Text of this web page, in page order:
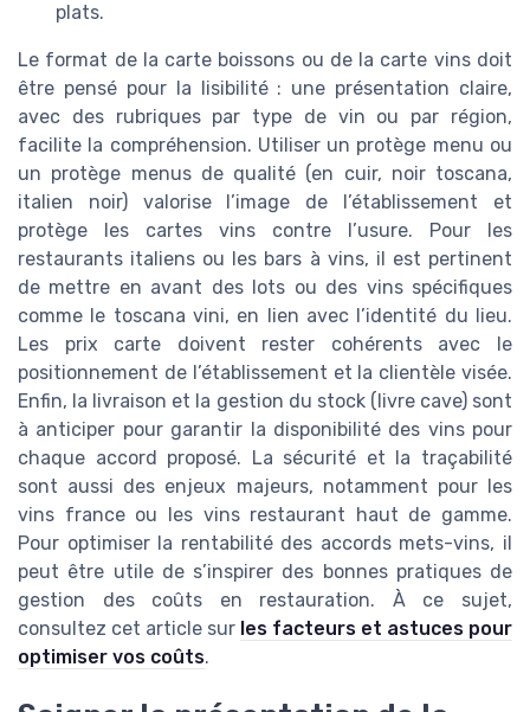
plats.
Le format de la carte boissons ou de la carte vins doit
être pensé pour la lisibilité : une présentation claire,
avec des rubriques par type de vin ou par région,
facilite la compréhension. Utiliser un protège menu ou
un protège menus de qualité (en cuir, noir toscana,
italien noir) valorise l’image de l’établissement et
protège les cartes vins contre l’usure. Pour les
restaurants italiens ou les bars à vins, il est pertinent
de mettre en avant des lots ou des vins spécifiques
comme le toscana vini, en lien avec l’identité du lieu.
Les prix carte doivent rester cohérents avec le
positionnement de l’établissement et la clientèle visée.
Enfin, la livraison et la gestion du stock (livre cave) sont
à anticiper pour garantir la disponibilité des vins pour
chaque accord proposé. La sécurité et la traçabilité
sont aussi des enjeux majeurs, notamment pour les
vins france ou les vins restaurant haut de gamme.
Pour optimiser la rentabilité des accords mets-vins, il
peut être utile de s’inspirer des bonnes pratiques de
gestion des coûts en restauration. À ce sujet,
consultez cet article sur les facteurs et astuces pour
optimiser vos coûts.